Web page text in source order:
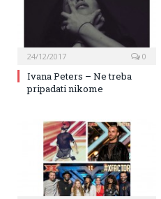
24/12/2017 0
Ivana Peters – Ne treba
pripadati nikome